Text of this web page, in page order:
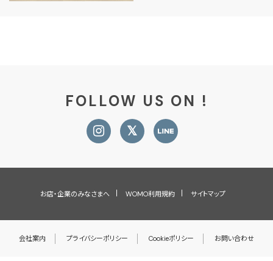
FOLLOW US ON !
お店・企業のみなさまへ WOMO利用規約 サイトマップ
会社案内 プライバシーポリシー Cookieポリシー お問い合わせ